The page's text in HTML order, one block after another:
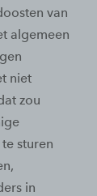
van
algemeen
niet
zou
sturen
in